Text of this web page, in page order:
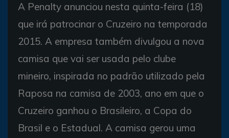
A Penalty anunciou nesta quinta-feira (18)
que irá patrocinar o Cruzeiro na temporada
2015. A empresa também divulgou a nova
camisa que vai ser usada pelo clube
mineiro, inspirada no padrão utilizado pela
Raposa na camisa de 2003, ano em que o
Cruzeiro ganhou o Brasileiro, a Copa do
Brasil e o Estadual. A camisa gerou uma